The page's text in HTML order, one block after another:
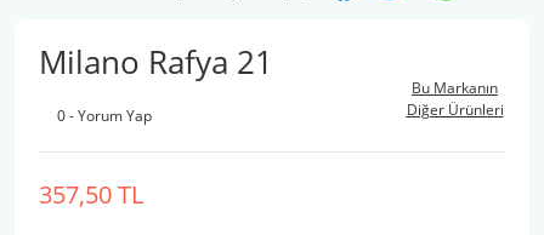
Milano Rafya 21
0 - Yorum Yap
Bu Markanın
Diğer Ürünleri
357,50 TL